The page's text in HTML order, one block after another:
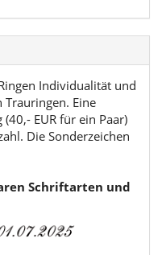
Individualität und
Eine
EUR für ein Paar)
Die Sonderzeichen
Schriftarten und